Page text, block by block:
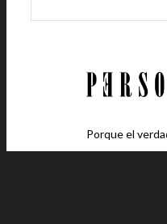
Porque el